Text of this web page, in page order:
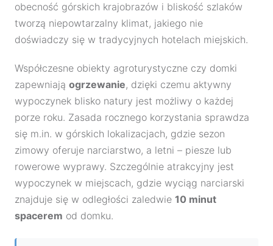
obecność górskich krajobrazów i bliskość szlaków
tworzą niepowtarzalny klimat, jakiego nie
doświadczy się w tradycyjnych hotelach miejskich.
Współczesne obiekty agroturystyczne czy domki
zapewniają ogrzewanie, dzięki czemu aktywny
wypoczynek blisko natury jest możliwy o każdej
porze roku. Zasada rocznego korzystania sprawdza
się m.in. w górskich lokalizacjach, gdzie sezon
zimowy oferuje narciarstwo, a letni – piesze lub
rowerowe wyprawy. Szczególnie atrakcyjny jest
wypoczynek w miejscach, gdzie wyciąg narciarski
znajduje się w odległości zaledwie 10 minut
spacerem od domku.